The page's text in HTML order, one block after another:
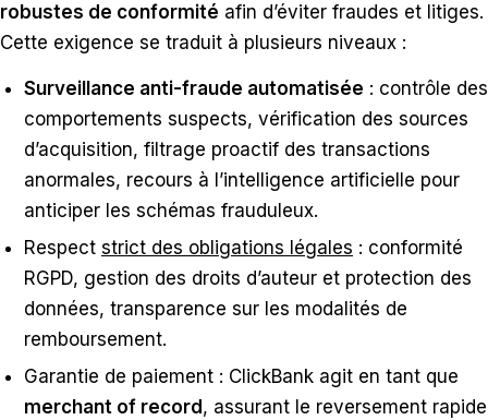
robustes de conformité afin d’éviter fraudes et litiges.
Cette exigence se traduit à plusieurs niveaux :
Surveillance anti-fraude automatisée : contrôle des
comportements suspects, vérification des sources
d’acquisition, filtrage proactif des transactions
anormales, recours à l’intelligence artificielle pour
anticiper les schémas frauduleux.
Respect strict des obligations légales : conformité
RGPD, gestion des droits d’auteur et protection des
données, transparence sur les modalités de
remboursement.
Garantie de paiement : ClickBank agit en tant que
merchant of record , assurant le reversement rapide